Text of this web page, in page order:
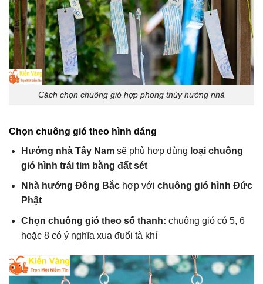
Cách chọn chuông gió hợp phong thủy hướng nhà
Chọn chuông gió theo hình dáng
Hướng nhà Tây Namsẽ phù hợp dùng loại chuông
gió hình trái tim bằng đất sét
Nhà hướng Đông Bắchợp với chuông gió hình Đức
Phật
Chọn chuông gió theo số thanh: chuông gió có 5, 6
hoặc 8 có ý nghĩa xua đuổi tà khí